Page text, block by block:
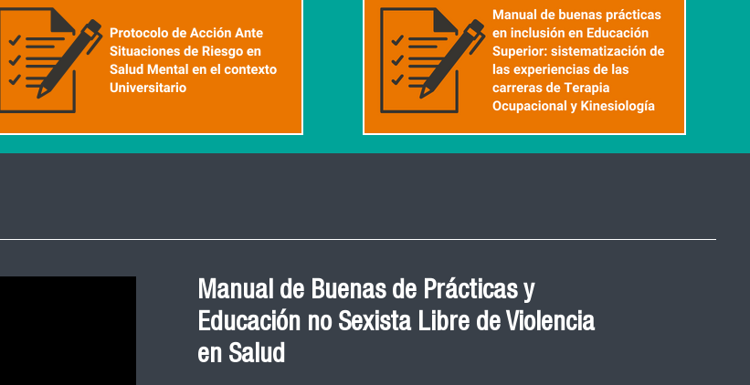
Manual de Buenas de Prácticas y
Educación no Sexista Libre de Violencia
en Salud